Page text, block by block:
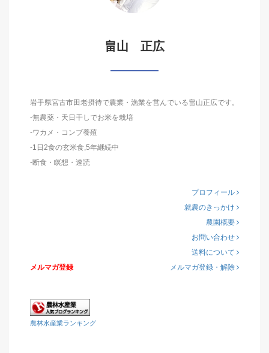
畠山 正広
岩手県宮古市田老摂待で農業・漁業を営んでいる畠山正広です。
-無農薬・天日干しでお米を栽培
-ワカメ・コンブ養殖
-1日2食の玄米食,5年継続中
-断食・瞑想・速読
プロフィール
就農のきっかけ
農園概要
お問い合わせ
送料について
メルマガ登録
メルマガ登録・解除
農林水産業ランキング